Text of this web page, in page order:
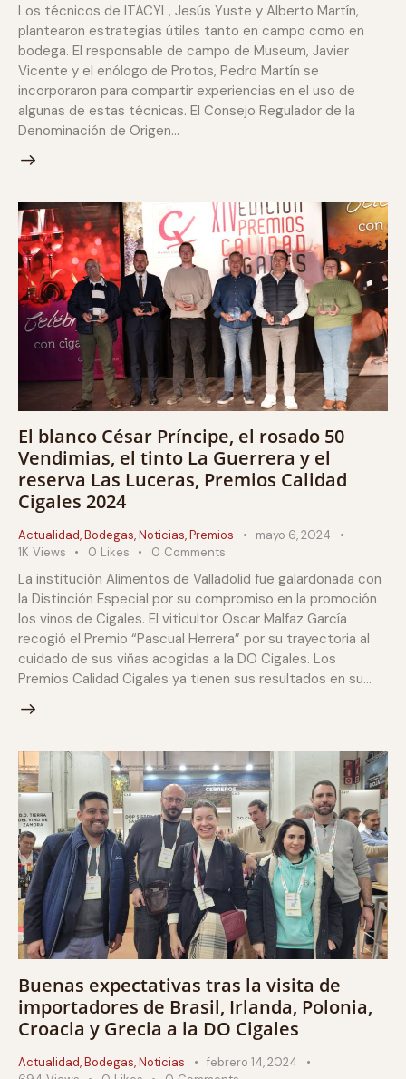
Los técnicos de ITACYL, Jesús Yuste y Alberto Martín,
plantearon estrategias útiles tanto en campo como en
bodega. El responsable de campo de Museum, Javier
Vicente y el enólogo de Protos, Pedro Martín se
incorporaron para compartir experiencias en el uso de
algunas de estas técnicas. El Consejo Regulador de la
Denominación de Origen…
El blanco César Príncipe, el rosado 50
Vendimias, el tinto La Guerrera y el
reserva Las Luceras, Premios Calidad
Cigales 2024
Actualidad,Bodegas,Noticias,Premios
mayo 6, 2024
1K Views 0 Likes 0 Comments
La institución Alimentos de Valladolid fue galardonada con
la Distinción Especial por su compromiso en la promoción
los vinos de Cigales. El viticultor Oscar Malfaz García
recogió el Premio “Pascual Herrera” por su trayectoria al
cuidado de sus viñas acogidas a la DO Cigales. Los
Premios Calidad Cigales ya tienen sus resultados en su…
Buenas expectativas tras la visita de
importadores de Brasil, Irlanda, Polonia,
Croacia y Grecia a la DO Cigales
Actualidad,Bodegas,Noticias
febrero 14, 2024